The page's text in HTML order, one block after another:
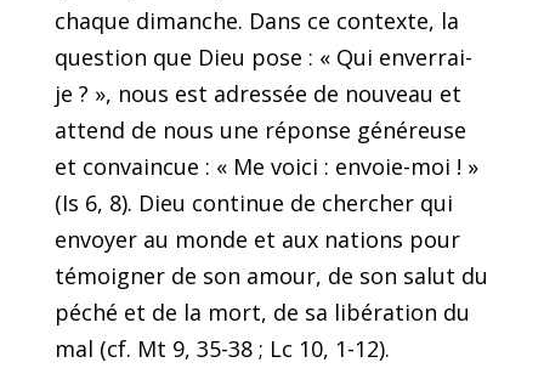
chaque dimanche. Dans ce contexte, la
question que Dieu pose : « Qui enverrai-
je ? », nous est adressée de nouveau et
attend de nous une réponse généreuse
et convaincue : « Me voici : envoie-moi ! »
(Is 6, 8). Dieu continue de chercher qui
envoyer au monde et aux nations pour
témoigner de son amour, de son salut du
péché et de la mort, de sa libération du
mal (cf. Mt 9, 35-38 ; Lc 10, 1-12).